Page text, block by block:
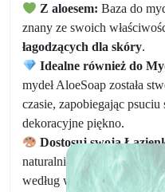
Z aloesem: Baza do
znany ze swoich
łagodzących dla skóry.
Idealne również do
mydeł AloeSoap została
czasie, zapobiegając
dekoracyjne piękno.
Dostosuj swoją
naturalnie przezroczysta,
według własnych